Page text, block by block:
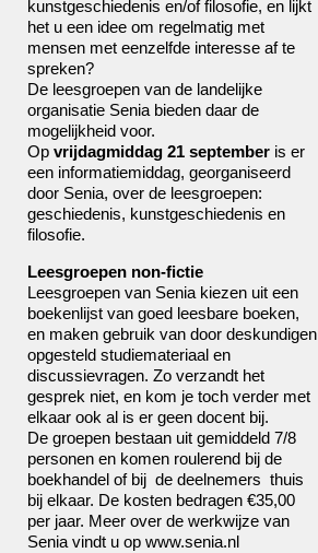
kunstgeschiedenis en/of filosofie, en lijkt
het u een idee om regelmatig met
mensen met eenzelfde interesse af te
spreken?
De leesgroepen van de landelijke
organisatie Senia bieden daar de
mogelijkheid voor.
Op vrijdagmiddag 21 september is er
een informatiemiddag, georganiseerd
door Senia, over de leesgroepen:
geschiedenis, kunstgeschiedenis en
filosofie.
Leesgroepen non-fictie
Leesgroepen van Senia kiezen uit een
boekenlijst van goed leesbare boeken,
en maken gebruik van door deskundigen
opgesteld studiemateriaal en
discussievragen. Zo verzandt het
gesprek niet, en kom je toch verder met
elkaar ook al is er geen docent bij.
De groepen bestaan uit gemiddeld 7/8
personen en komen roulerend bij de
boekhandel of bij de deelnemers thuis
bij elkaar. De kosten bedragen €35,00
per jaar. Meer over de werkwijze van
Senia vindt u op www.senia.nl